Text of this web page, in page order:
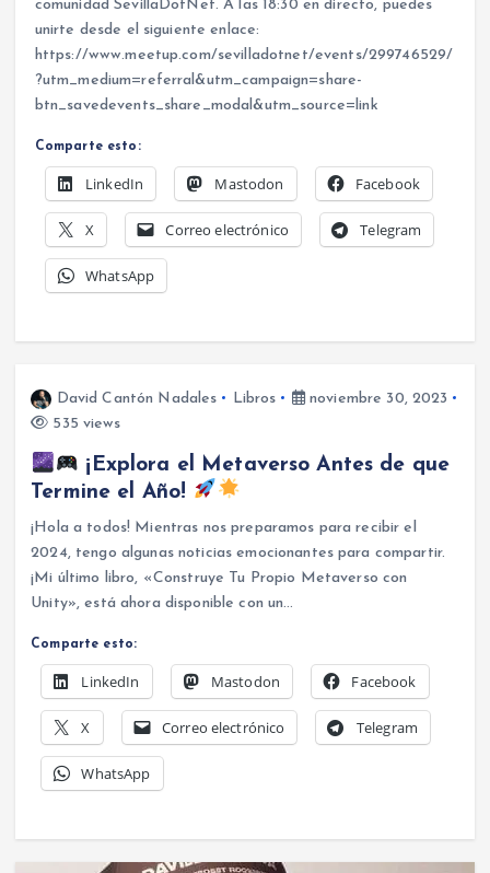
comunidad SevillaDotNet. A las 18:30 en directo, puedes
unirte desde el siguiente enlace:
https://www.meetup.com/sevilladotnet/events/299746529/
?utm_medium=referral&utm_campaign=share-
btn_savedevents_share_modal&utm_source=link
Comparte esto:
LinkedIn Mastodon Facebook
X Correo electrónico Telegram
WhatsApp
David Cantón Nadales Libros
noviembre 30, 2023
535 views
¡Explora el Metaverso Antes de que
Termine el Año!
¡Hola a todos! Mientras nos preparamos para recibir el
2024, tengo algunas noticias emocionantes para compartir.
¡Mi último libro, «Construye Tu Propio Metaverso con
Unity», está ahora disponible con un…
Comparte esto:
LinkedIn Mastodon Facebook
X Correo electrónico Telegram
WhatsApp